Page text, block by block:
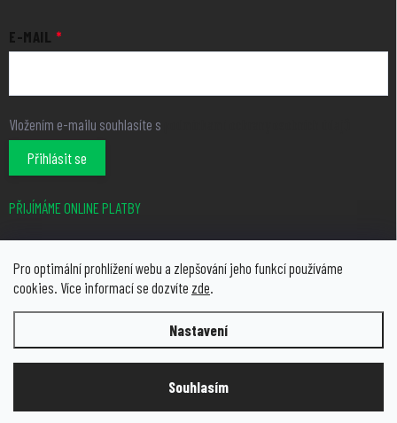
Pro optimální prohlížení webu a zlepšování jeho funkcí používáme
cookies. Více informací se dozvíte zde.
Nastavení
Souhlasím
E-MAIL
Vložením e-mailu souhlasíte s
Přihlásit se
PŘIJÍMÁME ONLINE PLATBY
Copyright 2026growcity.cz. Všechna práva vyhrazena.Upravit